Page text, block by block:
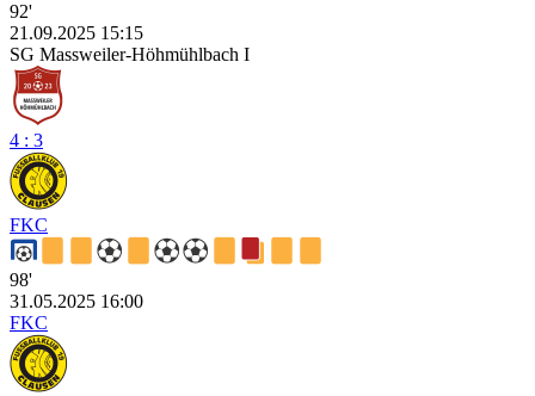
92'
21.09.2025 15:15
SG Massweiler-Höhmühlbach I
4 : 3
FKC
98'
31.05.2025 16:00
FKC